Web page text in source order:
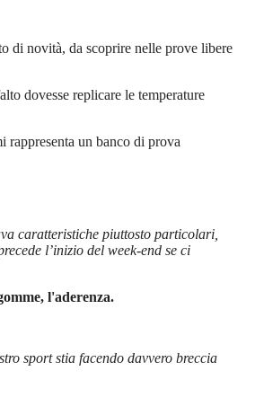
di novità, da scoprire nelle prove libere
dovesse replicare le temperature
rappresenta un banco di prova
caratteristiche piuttosto particolari,
l’inizio del week-end se ci
l'aderenza.
sport stia facendo davvero breccia